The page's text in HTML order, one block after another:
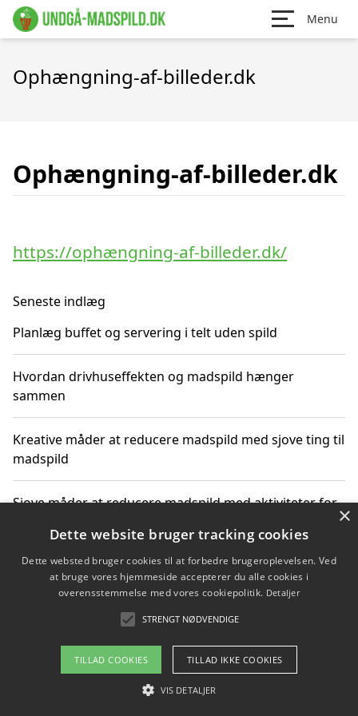
Menu
Ophængning-af-billeder.dk
Ophængning-af-billeder.dk
https://ophængning-af-billeder.dk/
Seneste indlæg
Planlæg buffet og servering i telt uden spild
Hvordan drivhuseffekten og madspild hænger
sammen
Kreative måder at reducere madspild med sjove ting til
madspild
Sjove måder at reducere madspild med aktiviteter for
Hvor finder jeg nemme måltidskasser i Vejle
Om / kontakt
Blog Betingelser
×
Dette website bruger tracking cookies
Dette websted bruger cookies til at forbedre brugeroplevelsen. Ved
at bruge vores hjemmeside accepterer du alle cookies i
overensstemmelse med vores cookiepolitik. Detaljer
STRENGT NØDVENDIGE
TILLAD COOKIES TILLAD IKKE COOKIES
VIS DETALJER